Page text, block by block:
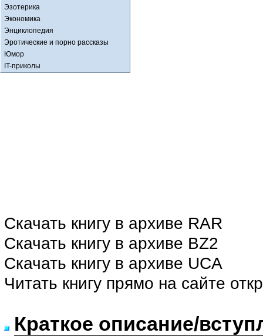
Эзотерика
Экономика
Энциклопедия
Эротические и порно рассказы
Юмор
IT-приколы
Скачать книгу в архиве RAR
Скачать книгу в архиве BZ2
Скачать книгу в архиве UCA
Читать книгу прямо на сайте
Краткое описание/